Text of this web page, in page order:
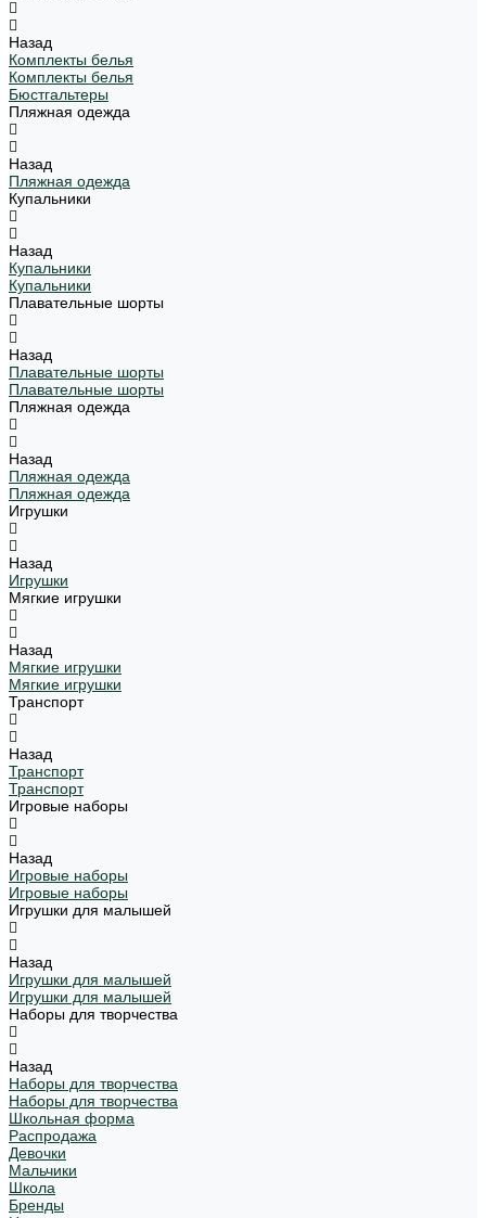
Назад
Комплекты белья
Комплекты белья
Бюстгальтеры
Пляжная одежда
Назад
Пляжная одежда
Купальники
Назад
Купальники
Купальники
Плавательные шорты
Назад
Плавательные шорты
Плавательные шорты
Пляжная одежда
Назад
Пляжная одежда
Пляжная одежда
Игрушки
Назад
Игрушки
Мягкие игрушки
Назад
Мягкие игрушки
Мягкие игрушки
Транспорт
Назад
Транспорт
Транспорт
Игровые наборы
Назад
Игровые наборы
Игровые наборы
Игрушки для малышей
Назад
Игрушки для малышей
Игрушки для малышей
Наборы для творчества
Назад
Наборы для творчества
Наборы для творчества
Школьная форма
Распродажа
Девочки
Мальчики
Школа
Бренды